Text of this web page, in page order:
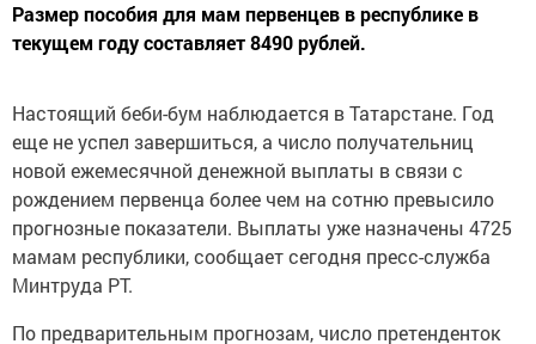
Размер пособия для мам первенцев в республике в
текущем году составляет 8490 рублей.
Настоящий беби-бум наблюдается в Татарстане. Год
еще не успел завершиться, а число получательниц
новой ежемесячной денежной выплаты в связи с
рождением первенца более чем на сотню превысило
прогнозные показатели. Выплаты уже назначены 4725
мамам республики, сообщает сегодня пресс-служба
Минтруда РТ.
По предварительным прогнозам, число претенденток